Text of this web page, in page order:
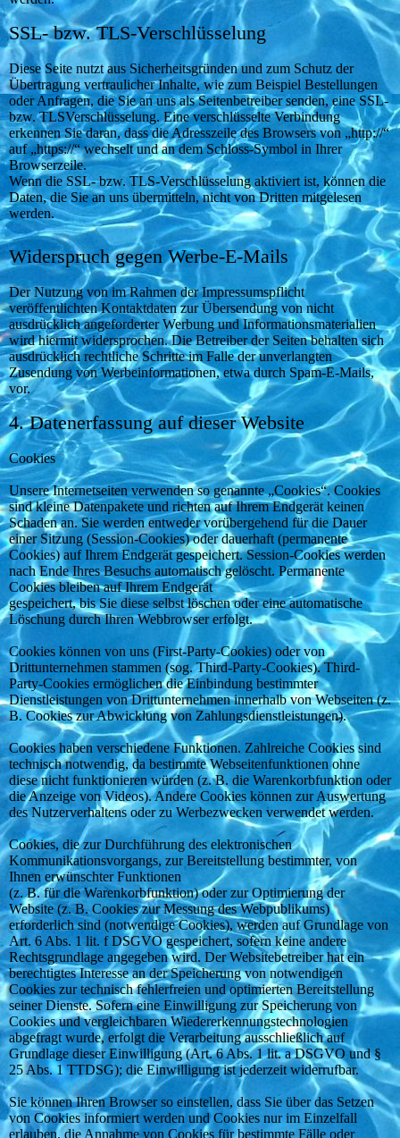
SSL- bzw. TLS-Verschlüsselung
Diese Seite nutzt aus Sicherheitsgründen und zum Schutz der
Übertragung vertraulicher Inhalte, wie zum Beispiel Bestellungen
oder Anfragen, die Sie an uns als Seitenbetreiber senden, eine SSL-
bzw. TLSVerschlüsselung. Eine verschlüsselte Verbindung
erkennen Sie daran, dass die Adresszeile des Browsers von „http://“
auf „https://“ wechselt und an dem Schloss-Symbol in Ihrer
Browserzeile.
Wenn die SSL- bzw. TLS-Verschlüsselung aktiviert ist, können die
Daten, die Sie an uns übermitteln, nicht von Dritten mitgelesen
werden.
Widerspruch gegen Werbe-E-Mails
Der Nutzung von im Rahmen der Impressumspflicht
veröffentlichten Kontaktdaten zur Übersendung von nicht
ausdrücklich angeforderter Werbung und Informationsmaterialien
wird hiermit widersprochen. Die Betreiber der Seiten behalten sich
ausdrücklich rechtliche Schritte im Falle der unverlangten
Zusendung von Werbeinformationen, etwa durch Spam-E-Mails,
vor.
4. Datenerfassung auf dieser Website
Cookies
Unsere Internetseiten verwenden so genannte „Cookies“. Cookies
sind kleine Datenpakete und richten auf Ihrem Endgerät keinen
Schaden an. Sie werden entweder vorübergehend für die Dauer
einer Sitzung (Session-Cookies) oder dauerhaft (permanente
Cookies) auf Ihrem Endgerät gespeichert. Session-Cookies werden
nach Ende Ihres Besuchs automatisch gelöscht. Permanente
Cookies bleiben auf Ihrem Endgerät
gespeichert, bis Sie diese selbst löschen oder eine automatische
Löschung durch Ihren Webbrowser erfolgt.
Cookies können von uns (First-Party-Cookies) oder von
Drittunternehmen stammen (sog. Third-Party-Cookies). Third-
Party-Cookies ermöglichen die Einbindung bestimmter
Dienstleistungen von Drittunternehmen innerhalb von Webseiten (z.
B. Cookies zur Abwicklung von Zahlungsdienstleistungen).
Cookies haben verschiedene Funktionen. Zahlreiche Cookies sind
technisch notwendig, da bestimmte Webseitenfunktionen ohne
diese nicht funktionieren würden (z. B. die Warenkorbfunktion oder
die Anzeige von Videos). Andere Cookies können zur Auswertung
des Nutzerverhaltens oder zu Werbezwecken verwendet werden.
Cookies, die zur Durchführung des elektronischen
Kommunikationsvorgangs, zur Bereitstellung bestimmter, von
Ihnen erwünschter Funktionen
(z. B. für die Warenkorbfunktion) oder zur Optimierung der
Website (z. B. Cookies zur Messung des Webpublikums)
erforderlich sind (notwendige Cookies), werden auf Grundlage von
Art. 6 Abs. 1 lit. f DSGVO gespeichert, sofern keine andere
Rechtsgrundlage angegeben wird. Der Websitebetreiber hat ein
berechtigtes Interesse an der Speicherung von notwendigen
Cookies zur technisch fehlerfreien und optimierten Bereitstellung
seiner Dienste. Sofern eine Einwilligung zur Speicherung von
Cookies und vergleichbaren Wiedererkennungstechnologien
abgefragt wurde, erfolgt die Verarbeitung ausschließlich auf
Grundlage dieser Einwilligung (Art. 6 Abs. 1 lit. a DSGVO und §
25 Abs. 1 TTDSG); die Einwilligung ist jederzeit widerrufbar.
Sie können Ihren Browser so einstellen, dass Sie über das Setzen
von Cookies informiert werden und Cookies nur im Einzelfall
erlauben, die Annahme von Cookies für bestimmte Fälle oder